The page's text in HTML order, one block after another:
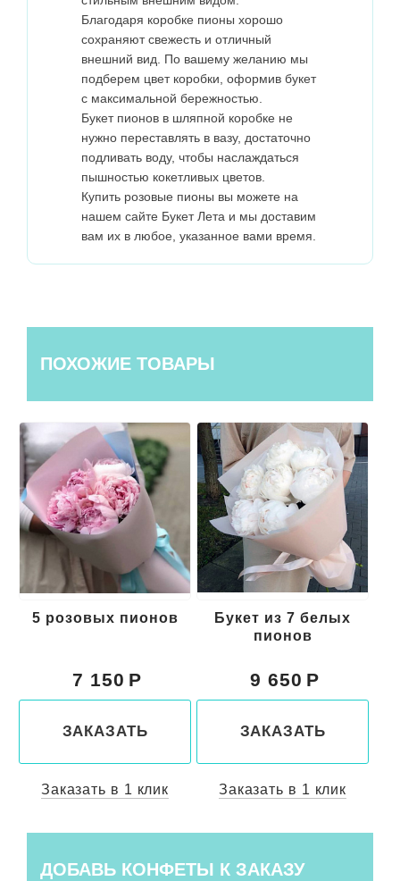
Благодаря коробке пионы хорошо
сохраняют свежесть и отличный
внешний вид. По вашему желанию мы
подберем цвет коробки, оформив букет
с максимальной бережностью.
Букет пионов в шляпной коробке не
нужно переставлять в вазу, достаточно
подливать воду, чтобы наслаждаться
пышностью кокетливых цветов.
Купить розовые пионы вы можете на
нашем сайте Букет Лета и мы доставим
вам их в любое, указанное вами время.
ПОХОЖИЕ ТОВАРЫ
Букет из 7 белых
9 650
ЗАКАЗАТЬ
Заказать в 1 клик
7 розовых пионов
9 650
ЗАКАЗАТЬ
Заказать в 1 клик
ДОБАВЬ КОНФЕТЫ К ЗАКАЗУ